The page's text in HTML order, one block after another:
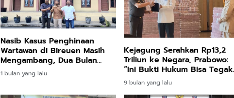
Nasib Kasus Penghinaan
Wartawan di Bireuen Masih
Mengambang, Dua Bulan
Belum Ada Kepastian Hukum
1 bulan yang lalu
Kejagung Serahkan Rp13,2
Triliun ke Negara, Prabowo:
“Ini Bukti Hukum Bisa Tegak
dan Uang Rakyat Kembali
9 bulan yang lalu